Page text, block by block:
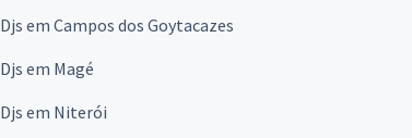
Djs em Campos dos Goytacazes
Djs em Magé
Djs em Niterói